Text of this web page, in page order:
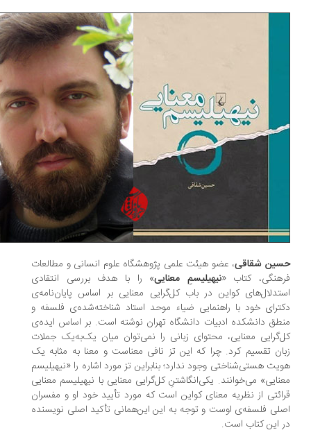
شقاقی ، عضو هیئت‌ علمی پژوهشگاه علوم انسانی و مطالعات
کتاب «نیهیلیسمِ معنایی » را با هدف بررسی انتقادی
کواین در باب کل‌گرایی معنایی بر اساس پایان‌نامه‌ی
خود با راهنمایی ضیاء موحد استاد شناخته‌شده‌ی فلسفه و
دانشکده ادبیات دانشگاه تهران نوشته است. بر اساس ایده‌ی
معنایی، محتوای زبانی را نمی‌توان میان یک‌به‌یک جملات
تقسیم کرد. چرا که این تز نافی معناست و معنا به مثابه یک
هستی‌شناختی وجود ندارد؛ بنابراین تز مورد اشاره را «نیهیلیسم
می‌خوانند. یکی‌انگاشتنِ کل‌گرایی معنایی با نیهیلیسم معنایی
از نظریه معنای کواین است که مورد تأیید خود او و مفسران
فلسفه‌ی اوست و توجه به این این‌همانی تأکید اصلی نویسنده
این کتاب است.